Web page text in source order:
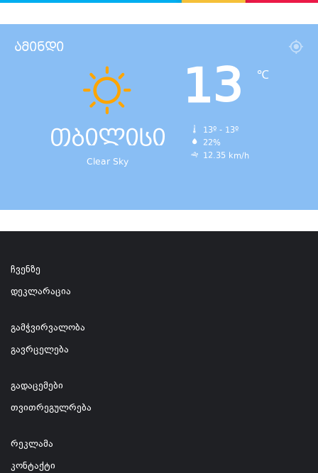
ამინდი
თბილისი
Clear Sky
13 ℃
13º - 13º
22%
12.35 km/h
ჩვენზე
დეკლარაცია
გამჭვირვალობა
გავრცელება
გადაცემები
თვითრეგულრება
რეკლამა
კონტაქტი